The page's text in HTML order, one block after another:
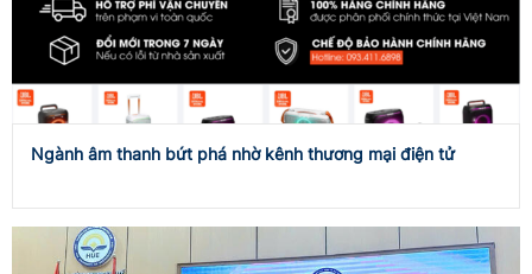
Ngành âm thanh bứt phá nhờ kênh thương mại điện tử